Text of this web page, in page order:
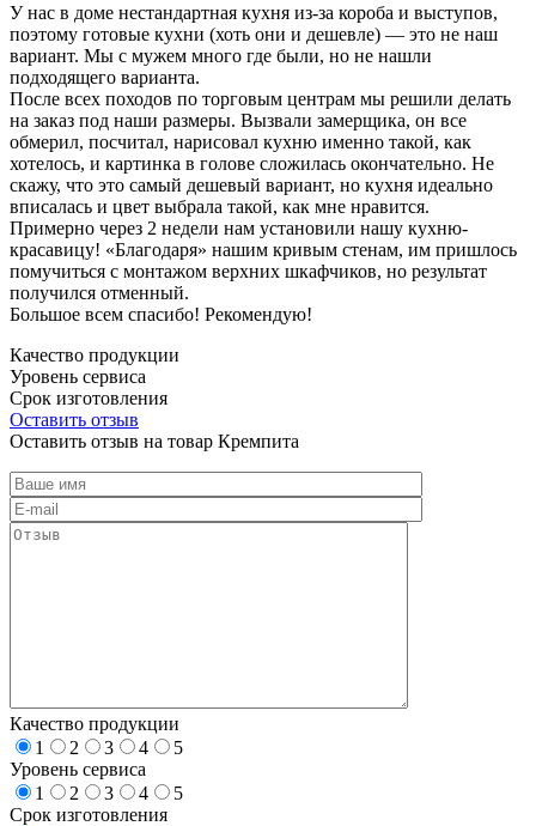
У нас в доме нестандартная кухня из-за короба и выступов,
поэтому готовые кухни (хоть они и дешевле) — это не наш
вариант. Мы с мужем много где были, но не нашли
подходящего варианта.
После всех походов по торговым центрам мы решили делать
на заказ под наши размеры. Вызвали замерщика, он все
обмерил, посчитал, нарисовал кухню именно такой, как
хотелось, и картинка в голове сложилась окончательно. Не
скажу, что это самый дешевый вариант, но кухня идеально
вписалась и цвет выбрала такой, как мне нравится.
Примерно через 2 недели нам установили нашу кухню-
красавицу! «Благодаря» нашим кривым стенам, им пришлось
помучиться с монтажом верхних шкафчиков, но результат
получился отменный.
Большое всем спасибо! Рекомендую!
Качество продукции
Уровень сервиса
Срок изготовления
Оставить отзыв
Оставить отзыв на товар Кремпита
Качество продукции
1
2 3 4
5
Уровень сервиса
1
2 3 4
5
Срок изготовления